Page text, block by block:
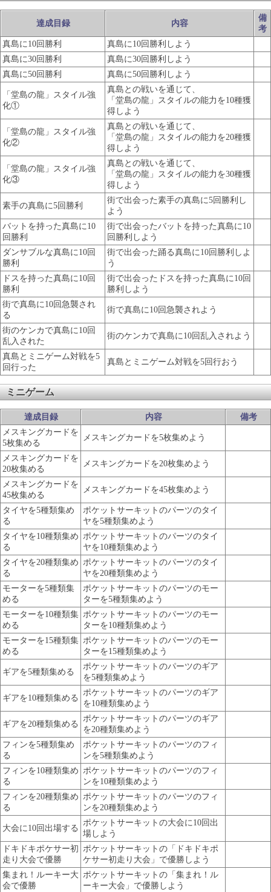
達成目録 内容
備
考
真島に10回勝利
真島に10回勝利しよう
真島に30回勝利
真島に30回勝利しよう
真島に50回勝利
真島に50回勝利しよう
「堂島の龍」スタイル強
化①
真島との戦いを通じて、
「堂島の龍」スタイルの能力を10種獲
得しよう
「堂島の龍」スタイル強
化②
真島との戦いを通じて、
「堂島の龍」スタイルの能力を20種獲
得しよう
「堂島の龍」スタイル強
化③
真島との戦いを通じて、
「堂島の龍」スタイルの能力を30種獲
得しよう
素手の真島に5回勝利
街で出会った素手の真島に5回勝利し
よう
バットを持った真島に10
回勝利
街で出会ったバットを持った真島に10
回勝利しよう
ダンサブルな真島に10回
勝利
街で出会った踊る真島に10回勝利しよ
う
ドスを持った真島に10回
勝利
街で出会ったドスを持った真島に10回
勝利しよう
街で真島に10回急襲され
る
街で真島に10回急襲されよう
街のケンカで真島に10回
乱入された
街のケンカで真島に10回乱入されよう
真島とミニゲーム対戦を5
回行った
真島とミニゲーム対戦を5回行おう
ミニゲーム
達成目録 内容
備考
メスキングカードを
5枚集める
メスキングカードを5枚集めよう
メスキングカードを
20枚集める
メスキングカードを20枚集めよう
メスキングカードを
45枚集める
メスキングカードを45枚集めよう
タイヤを5種類集め
る
ポケットサーキットのパーツのタイ
ヤを5種類集めよう
タイヤを10種類集め
る
ポケットサーキットのパーツのタイ
ヤを10種類集めよう
タイヤを20種類集め
る
ポケットサーキットのパーツのタイ
ヤを20種類集めよう
モーターを5種類集
める
ポケットサーキットのパーツのモー
ターを5種類集めよう
モーターを10種類集
める
ポケットサーキットのパーツのモー
ターを10種類集めよう
モーターを15種類集
める
ポケットサーキットのパーツのモー
ターを15種類集めよう
ギアを5種類集める
ポケットサーキットのパーツのギア
を5種類集めよう
ギアを10種類集める
ポケットサーキットのパーツのギア
を10種類集めよう
ギアを20種類集める
ポケットサーキットのパーツのギア
を20種類集めよう
フィンを5種類集め
る
ポケットサーキットのパーツのフィ
ンを5種類集めよう
フィンを10種類集め
る
ポケットサーキットのパーツのフィ
ンを10種類集めよう
フィンを20種類集め
る
ポケットサーキットのパーツのフィ
ンを20種類集めよう
大会に10回出場する
ポケットサーキットの大会に10回出
場しよう
ドキドキポケサー初
走り大会で優勝
ポケットサーキットの「ドキドキポ
ケサー初走り大会」で優勝しよう
集まれ！ルーキー大
会で優勝
ポケットサーキットの「集まれ！ル
ーキー大会」で優勝しよう